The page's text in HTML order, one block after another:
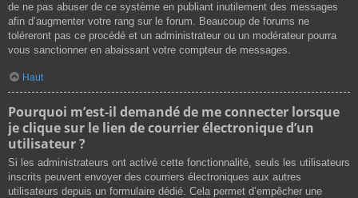
de ne pas abuser de ce système en publiant inutilement des messages
afin d’augmenter votre rang sur le forum. Beaucoup de forums ne
toléreront pas ce procédé et un administrateur ou un modérateur pourra
vous sanctionner en abaissant votre compteur de messages.
Haut
Pourquoi m’est-il demandé de me connecter lorsque
je clique sur le lien de courrier électronique d’un
utilisateur ?
Si les administrateurs ont activé cette fonctionnalité, seuls les utilisateurs
inscrits peuvent envoyer des courriers électroniques aux autres
utilisateurs depuis un formulaire dédié. Cela permet d’empêcher une